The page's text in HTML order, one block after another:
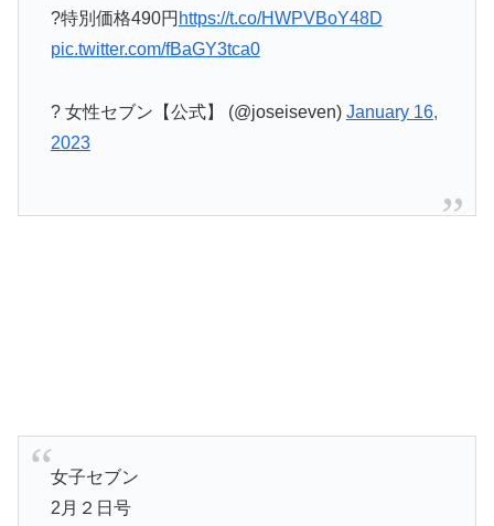
?特別価格490円 https://t.co/HWPVBoY48D
pic.twitter.com/fBaGY3tca0
? 女性セブン【公式】 (@joseiseven) January 16,
2023
女子セブン
2月２日号